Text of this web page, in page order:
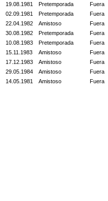
19.08.1981 Pretemporada Fuera
02.09.1981 Pretemporada Fuera
22.04.1982 Amistoso Fuera
30.08.1982 Pretemporada Fuera
10.08.1983 Pretemporada Fuera
15.11.1983
Amistoso Fuera
17.12.1983
Amistoso Fuera
29.05.1984
Amistoso Fuera
14.05.1981
Amistoso Fuera